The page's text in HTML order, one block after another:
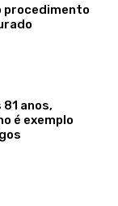
procedimento
anos,
é exemplo